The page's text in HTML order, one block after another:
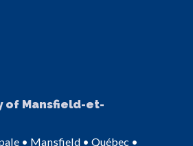
of Mansfield-et-
• Mansfield • Québec •